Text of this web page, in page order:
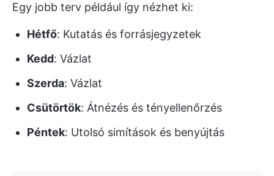
Egy jobb terv például így nézhet ki:
Hétfő: Kutatás és forrásjegyzetek
Kedd: Vázlat
Szerda: Vázlat
Csütörtök: Átnézés és tényellenőrzés
Péntek: Utolsó simítások és benyújtás